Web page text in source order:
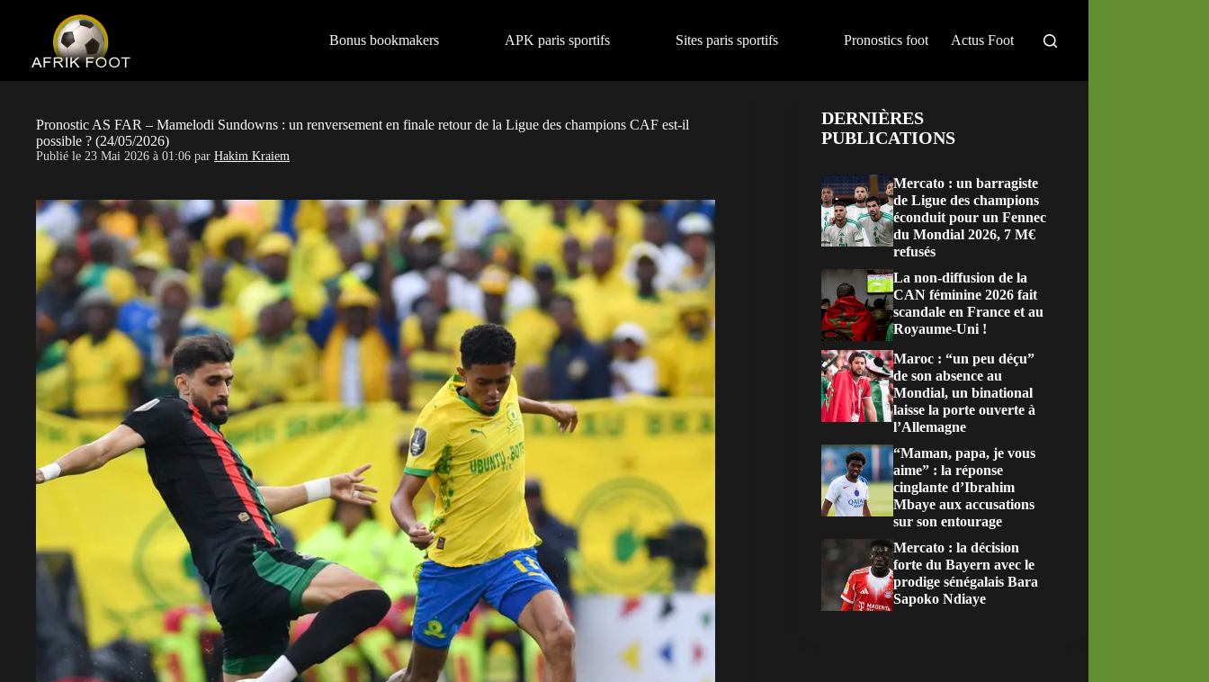
Bonus bookmakers APK paris sportifs Sites paris sportifs Pronostics foot Actus Foot
Pronostic AS FAR – Mamelodi Sundowns : un renversement en finale retour de la Ligue des champions CAF est-il
possible ? (24/05/2026)
Publié le 23 Mai 2026 à 01:06 par Hakim Kraiem
DERNIÈRES
PUBLICATIONS
Mercato : un barragiste
de Ligue des champions
éconduit pour un Fennec
du Mondial 2026, 7 M€
refusés
La non-diffusion de la
CAN féminine 2026 fait
scandale en France et au
Royaume-Uni !
Maroc : “un peu déçu”
de son absence au
Mondial, un binational
laisse la porte ouverte à
l’Allemagne
“Maman, papa, je vous
aime” : la réponse
cinglante d’Ibrahim
Mbaye aux accusations
sur son entourage
Mercato : la décision
forte du Bayern avec le
prodige sénégalais Bara
Sapoko Ndiaye